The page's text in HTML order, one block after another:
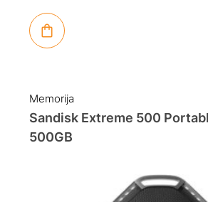
Memorija
Sandisk Extreme 500
500GB